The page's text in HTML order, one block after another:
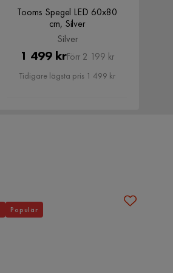
Tooms Spegel LED 60x80
cm, Silver
Silver
Pris
1 499 krOriginal
Pris
Förr 2 199 kr
Tidigare lägsta pris 1 499 kr
Populär